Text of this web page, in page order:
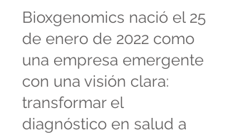
Bioxgenomics nació el 25
de enero de 2022 como
una empresa emergente
con una visión clara:
transformar el
diagnóstico en salud a